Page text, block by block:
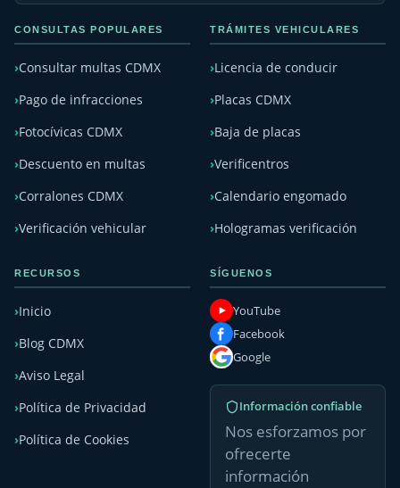
CONSULTAS POPULARES
Consultar multas CDMX
Pago de infracciones
Fotocívicas CDMX
Descuento en multas
Corralones CDMX
Verificación vehicular
TRÁMITES VEHICULARES
Licencia de conducir
Placas CDMX
Baja de placas
Verificentros
Calendario engomado
Hologramas verificación
RECURSOS
Inicio
Blog CDMX
Aviso Legal
Política de Privacidad
Política de Cookies
SÍGUENOS
YouTube
Facebook
Google
Información confiable
Nos esforzamos por
ofrecerte
información